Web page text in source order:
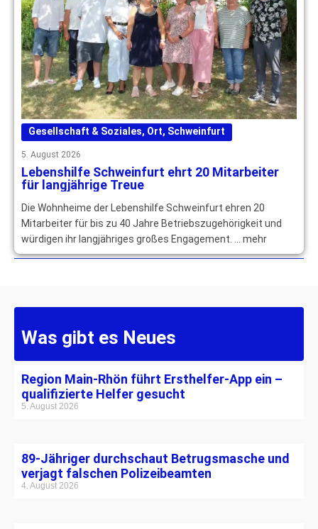
Gesellschaft & Soziales, Ort, Schweinfurt
5. August 2026
Lebenshilfe Schweinfurt ehrt 20 Mitarbeiter
für langjährige Treue
Die Wohnheime der Lebenshilfe Schweinfurt ehren 20
Mitarbeiter für bis zu 40 Jahre Betriebszugehörigkeit und
würdigen ihr langjähriges großes Engagement. … mehr
Was gibt es Neues
Region Main-Rhön führt Ersthelfer-App ein –
qualifizierte Helfer gesucht
5. August 2026
89-Jähriger durchschaut Betrugsmasche und
verjagt falschen Polizeibeamten
4. August 2026